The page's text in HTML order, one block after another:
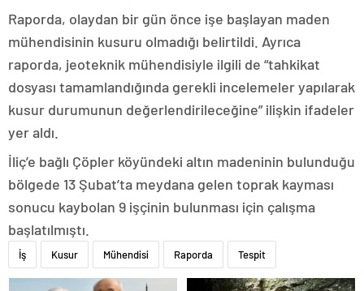
Raporda, olaydan bir gün önce işe başlayan maden
mühendisinin kusuru olmadığı belirtildi. Ayrıca
raporda, jeoteknik mühendisiyle ilgili de “tahkikat
dosyası tamamlandığında gerekli incelemeler yapılarak
kusur durumunun değerlendirileceğine” ilişkin ifadeler
yer aldı.
İliç’e bağlı Çöpler köyündeki altın madeninin bulunduğu
bölgede 13 Şubat’ta meydana gelen toprak kayması
sonucu kaybolan 9 işçinin bulunması için çalışma
başlatılmıştı.
İş Kusur Mühendisi Raporda Tespit